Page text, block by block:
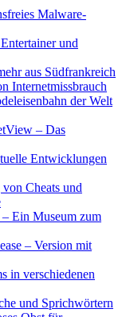
Malware-
und
aus Südfrankreich
Internetmissbrauch
der Welt
– Das
Entwicklungen
Cheats und
– Ein Museum zum
– Version mit
in verschiedenen
und Sprichwörtern